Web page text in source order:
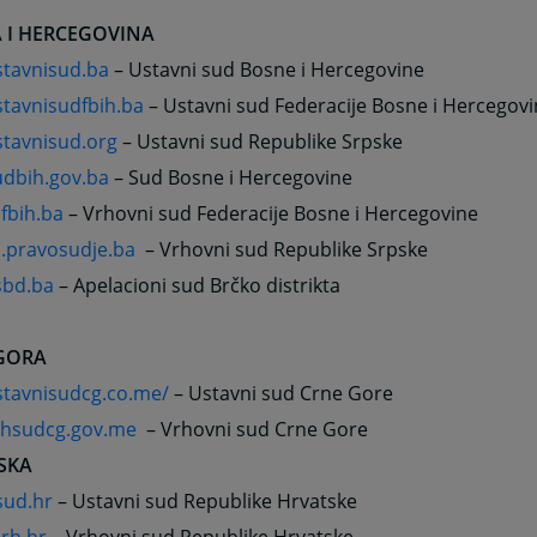
HERCEGOVINA
– Ustavni sud Bosne i Hercegovine
– Ustavni sud Federacije Bosne i
– Ustavni sud Republike Srpske
– Sud Bosne i Hercegovine
– Vrhovni sud Federacije Bosne i Hercegovine
– Vrhovni sud Republike Srpske
– Apelacioni sud Brčko distrikta
– Ustavni sud Crne Gore
– Vrhovni sud Crne Gore
– Ustavni sud Republike Hrvatske